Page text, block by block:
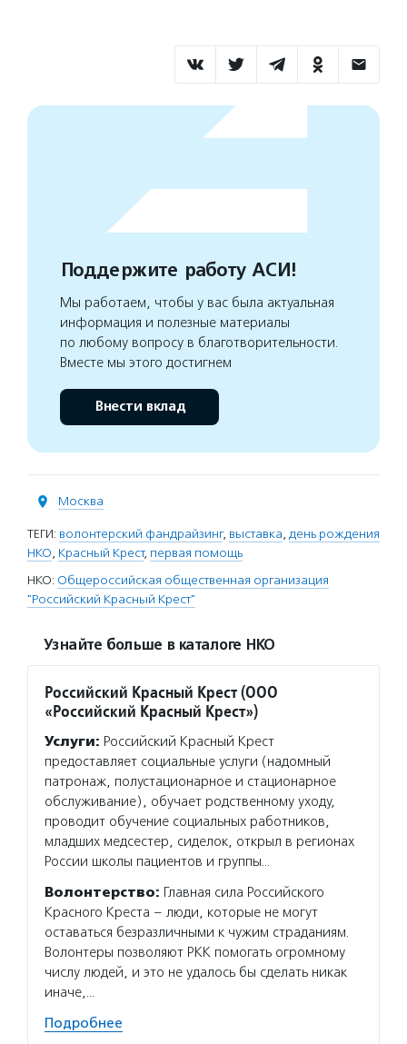
Поддержите работу АСИ!
Мы работаем, чтобы у вас была актуальная
информация и полезные материалы
по любому вопросу в благотворительности.
Вместе мы этого достигнем
Внести вклад
Москва
ТЕГИ: волонтерский фандрайзинг, выставка, день рождения
НКО, Красный Крест, первая помощь
НКО: Общероссийская общественная организация
"Российский Красный Крест"
Узнайте больше в каталоге НКО
Российский Красный Крест (ООО
«Российский Красный Крест»)
Услуги: Российский Красный Крест
предоставляет социальные услуги (надомный
патронаж, полустационарное и стационарное
обслуживание), обучает родственному уходу,
проводит обучение социальных работников,
младших медсестер, сиделок, открыл в регионах
России школы пациентов и группы…
Волонтерство: Главная сила Российского
Красного Креста – люди, которые не могут
оставаться безразличными к чужим страданиям.
Волонтеры позволяют РКК помогать огромному
числу людей, и это не удалось бы сделать никак
иначе,…
Подробнее